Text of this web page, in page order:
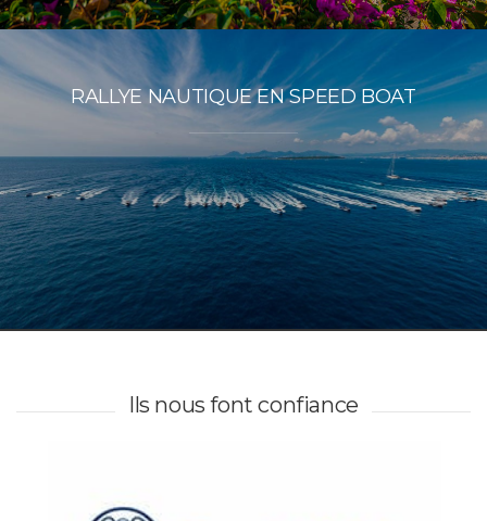
RALLYE NAUTIQUE EN SPEED BOAT
Ils nous font confiance